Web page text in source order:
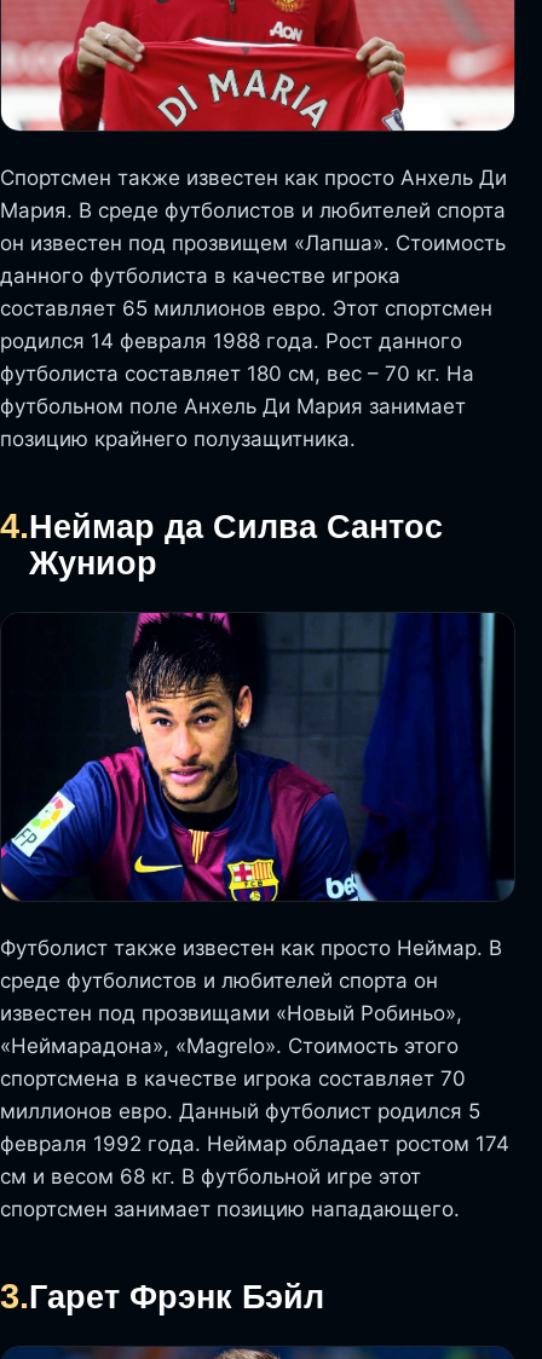
Спортсмен также известен как просто Анхель Ди
Мария. В среде футболистов и любителей спорта
он известен под прозвищем «Лапша». Стоимость
данного футболиста в качестве игрока
составляет 65 миллионов евро. Этот спортсмен
родился 14 февраля 1988 года. Рост данного
футболиста составляет 180 см, вес – 70 кг. На
футбольном поле Анхель Ди Мария занимает
позицию крайнего полузащитника.
4.Неймар да Силва Сантос
Жуниор
Футболист также известен как просто Неймар. В
среде футболистов и любителей спорта он
известен под прозвищами «Новый Робиньо»,
«Неймарадона», «Magrelo». Стоимость этого
спортсмена в качестве игрока составляет 70
миллионов евро. Данный футболист родился 5
февраля 1992 года. Неймар обладает ростом 174
см и весом 68 кг. В футбольной игре этот
спортсмен занимает позицию нападающего.
3.Гарет Фрэнк Бэйл